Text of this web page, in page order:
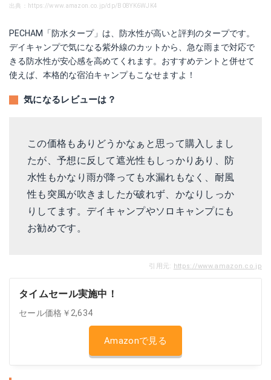
出典：https://www.amazon.co.jp/dp/B08YK6WJK4
PECHAM「防水タープ」は、防水性が高いと評判のタープです。
デイキャンプで気になる紫外線のカットから、急な雨まで対応で
きる防水性が安心感を高めてくれます。おすすめテントと併せて
使えば、本格的な宿泊キャンプもこなせますよ！
気になるレビューは？
この価格もありどうかなぁと思って購入しまし
たが、予想に反して遮光性もしっかりあり、防
水性もかなり雨が降っても水漏れもなく、耐風
性も突風が吹きましたが破れず、かなりしっか
りしてます。デイキャンプやソロキャンプにも
お勧めです。
引用元: https://www.amazon.co.jp
タイムセール実施中！
セール価格￥2,634
Amazonで見る